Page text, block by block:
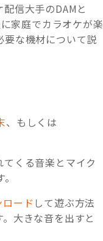
信大手のDAMと
家庭でカラオケが楽
要な機材について説
、もしくは
くる音楽とマイク
ード して遊ぶ方法
大きな音を出すと